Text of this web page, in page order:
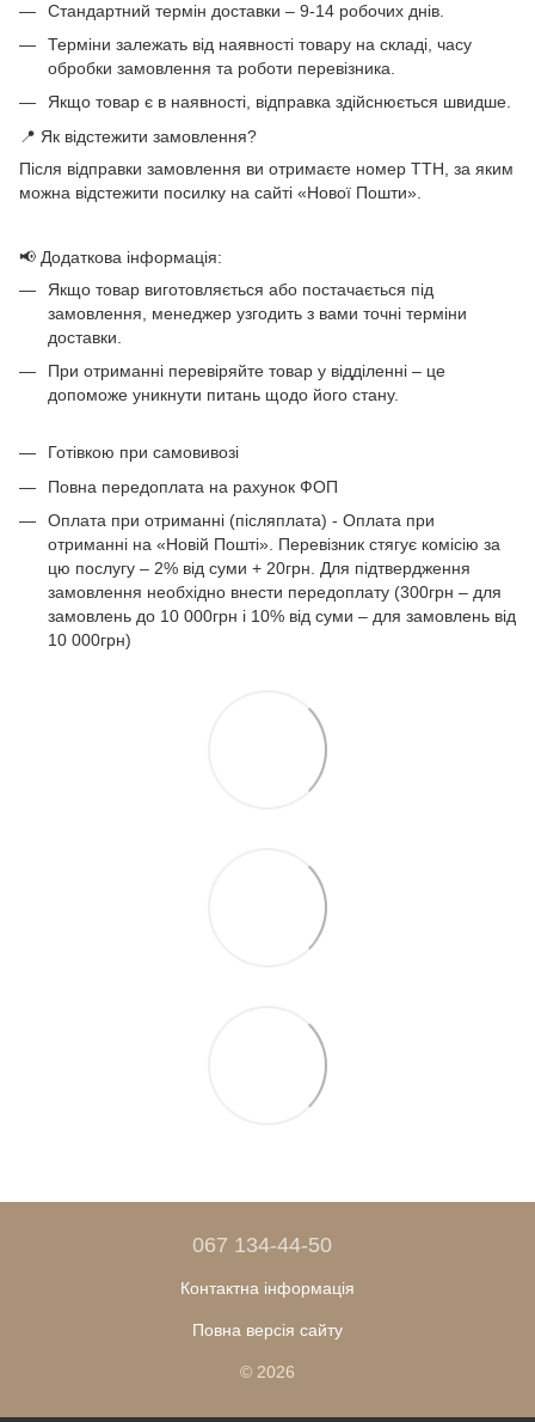
Стандартний термін доставки – 9-14 робочих днів.
Терміни залежать від наявності товару на складі, часу
обробки замовлення та роботи перевізника.
Якщо товар є в наявності, відправка здійснюється швидше.
📍 Як відстежити замовлення?
Після відправки замовлення ви отримаєте номер ТТН, за яким
можна відстежити посилку на сайті «Нової Пошти».
📢 Додаткова інформація:
Якщо товар виготовляється або постачається під
замовлення, менеджер узгодить з вами точні терміни
доставки.
При отриманні перевіряйте товар у відділенні – це
допоможе уникнути питань щодо його стану.
Готівкою при самовивозі
Повна передоплата на рахунок ФОП
Оплата при отриманні (післяплата) - Оплата при
отриманні на «Новій Пошті». Перевізник стягує комісію за
цю послугу – 2% від суми + 20грн. Для підтвердження
замовлення необхідно внести передоплату (300грн – для
замовлень до 10 000грн і 10% від суми – для замовлень від
10 000грн)
067 134-44-50
Контактна інформація
Повна версія сайту
© 2026